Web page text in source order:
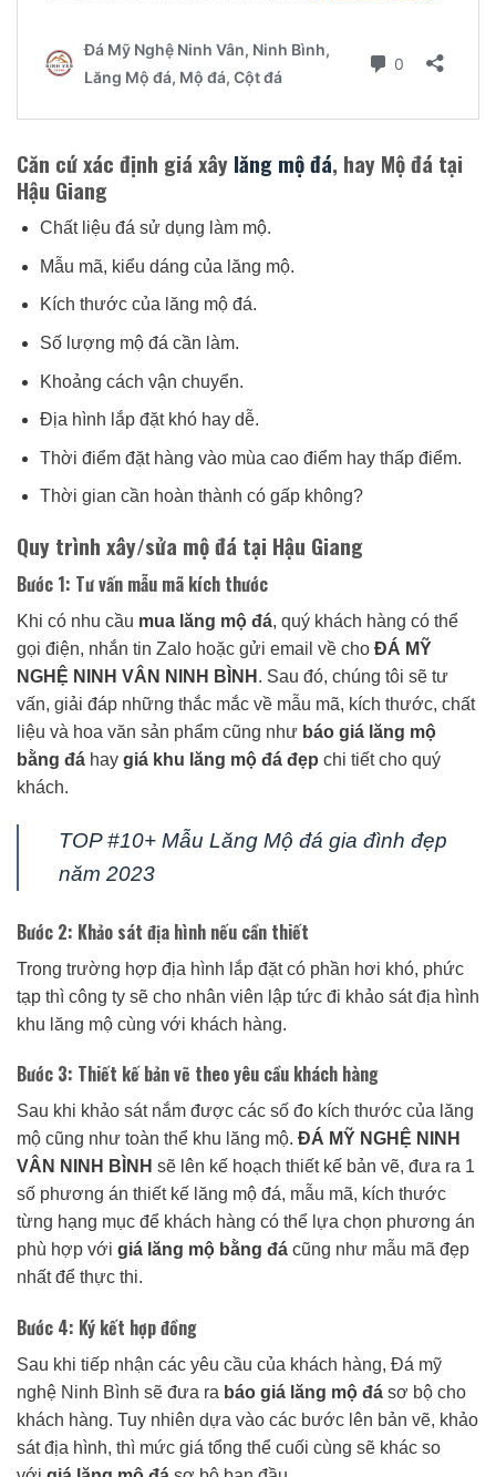
Căn cứ xác định giá xây lăng mộ đá, hay Mộ đá tại
Hậu Giang
Chất liệu đá sử dụng làm mộ.
Mẫu mã, kiểu dáng của lăng mộ.
Kích thước của lăng mộ đá.
Số lượng mộ đá cần làm.
Khoảng cách vận chuyển.
Địa hình lắp đặt khó hay dễ.
Thời điểm đặt hàng vào mùa cao điểm hay thấp điểm.
Thời gian cần hoàn thành có gấp không?
Quy trình xây/sửa mộ đá tại Hậu Giang
Bước 1: Tư vấn mẫu mã kích thước
Khi có nhu cầu mua lăng mộ đá, quý khách hàng có thể
gọi điện, nhắn tin Zalo hoặc gửi email về cho ĐÁ MỸ
NGHỆ NINH VÂN NINH BÌNH . Sau đó, chúng tôi sẽ tư
vấn, giải đáp những thắc mắc về mẫu mã, kích thước, chất
liệu và hoa văn sản phẩm cũng như báo giá lăng mộ
bằng đá hay giá khu lăng mộ đá đẹp chi tiết cho quý
khách.
TOP #10+ Mẫu Lăng Mộ đá gia đình đẹp
năm 2023
Bước 2: Khảo sát địa hình nếu cần thiết
Trong trường hợp địa hình lắp đặt có phần hơi khó, phức
tạp thì công ty sẽ cho nhân viên lập tức đi khảo sát địa hình
khu lăng mộ cùng với khách hàng.
Bước 3: Thiết kế bản vẽ theo yêu cầu khách hàng
Sau khi khảo sát nắm được các số đo kích thước của lăng
mộ cũng như toàn thể khu lăng mộ. ĐÁ MỸ NGHỆ NINH
VÂN NINH BÌNH sẽ lên kế hoạch thiết kế bản vẽ, đưa ra 1
số phương án thiết kế lăng mộ đá, mẫu mã, kích thước
từng hạng mục để khách hàng có thể lựa chọn phương án
phù hợp với giá lăng mộ bằng đá cũng như mẫu mã đẹp
nhất để thực thi.
Bước 4: Ký kết hợp đồng
Sau khi tiếp nhận các yêu cầu của khách hàng, Đá mỹ
nghệ Ninh Bình sẽ đưa ra báo giá lăng mộ đá sơ bộ cho
khách hàng. Tuy nhiên dựa vào các bước lên bản vẽ, khảo
sát địa hình, thì mức giá tổng thể cuối cùng sẽ khác so